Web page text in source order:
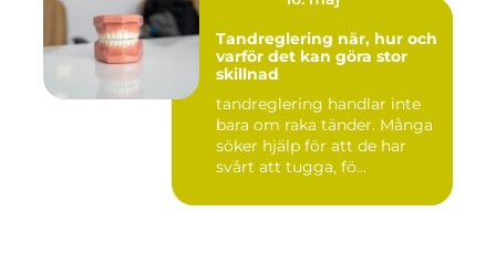
Tandreglering när, hur och
varför det kan göra stor
skillnad
tandreglering handlar inte
bara om raka tänder. Många
söker hjälp för att de har
svårt att tugga, fö...